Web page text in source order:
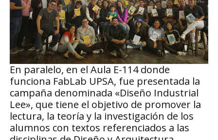
En paralelo, en el Aula E-114 donde
funciona FabLab UPSA, fue presentada la
campaña denominada «Diseño Industrial
Lee», que tiene el objetivo de promover la
lectura, la teoría y la investigación de los
alumnos con textos referenciados a las